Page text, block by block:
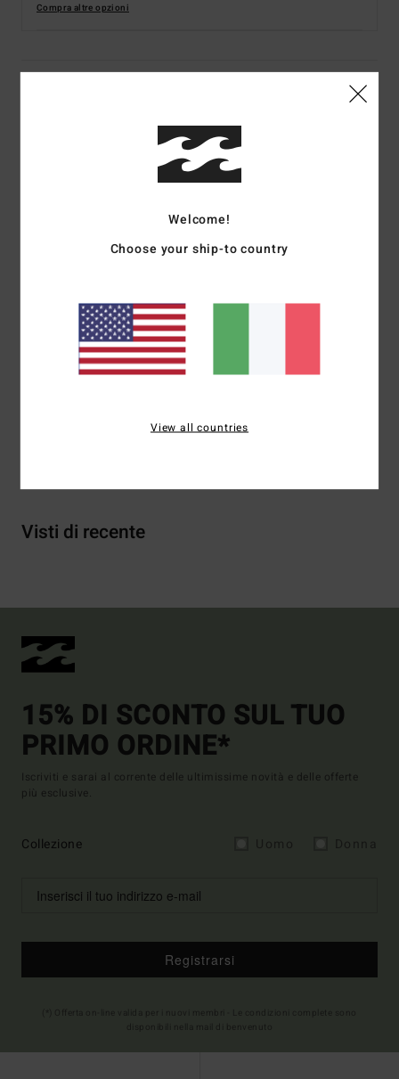
Compra altre opzioni
Calzini al polpaccio Nero Donna
Codice colore
Marcatura:loghi in jacquard in alto e in basso
Altre caratteristiche:confezione da 3
Composizione[Tessuto principale] 72% cotone, 2%
Visti di recente
15% DI SCONTO SUL TUO
PRIMO ORDINE*
Iscriviti e sarai al corrente delle ultimissime novità e delle offerte
più esclusive.
Collezione
Registrarsi
Welcome!
Choose your ship-to country
View all countries